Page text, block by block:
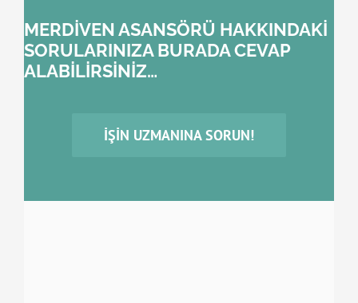
MERDİVEN ASANSÖRÜ HAKKINDAKİ
SORULARINIZA BURADA CEVAP
ALABİLİRSİNİZ…
İŞIN UZMANINA SORUN!